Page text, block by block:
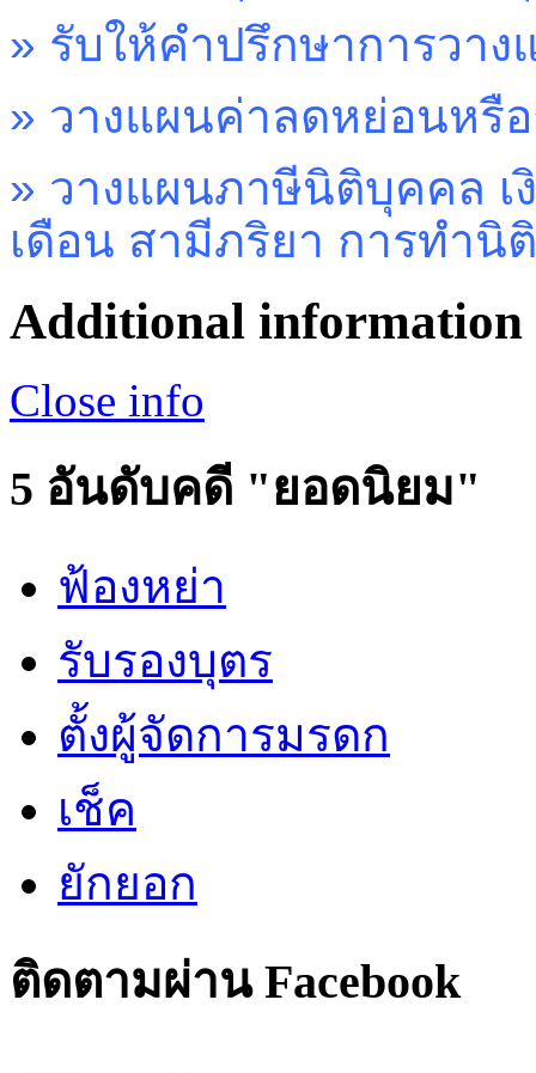
» รับให้คำปรึกษาการวา
» วางแผนค่าลดหย่อนหรื
» วางแผนภาษีนิติบุคคล เ
เดือน สามีภริยา การทำ
Additional information
Close info
5 อันดับคดี "ยอดนิยม"
ฟ้องหย่า
รับรองบุตร
ตั้งผู้จัดการมรดก
เช็ค
ยักยอก
ติดตามผ่าน Facebook